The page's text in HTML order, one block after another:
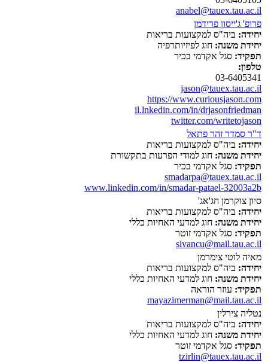
anabel@tauex.tau.ac.il
פרופ' ג'ייסון פרידמן
יחידה: ביה"ס למקצועות בריאות
יחידת משנה: חוג לפיזיותרפיה
תפקיד: סגל אקדמי בכיר
טלפון:
03-6405341
jason@tauex.tau.ac.il
https://www.curiousjason.com
il.lnkedin.com/in/drjasonfriedman
twitter.com/writetojason
ד"ר סמדר זהר פתאל
יחידה: ביה"ס למקצועות בריאות
יחידת משנה: חוג למודי הפרעות בתקשורת
תפקיד: סגל אקדמי בכיר
smadarpa@tauex.tau.ac.il
www.linkedin.com/in/smadar-patael-32003a2b
סיון צוקרמן חג'אג'
יחידה: ביה"ס למקצועות בריאות
יחידת משנה: חוג למדעי האחיות כללי
תפקיד: סגל אקדמי זוטר
sivancu@mail.tau.ac.il
מאיה לוטי צימרמן
יחידה: ביה"ס למקצועות בריאות
יחידת משנה: חוג למדעי האחיות כללי
תפקיד: עוזר הוראה
mayazimerman@mail.tau.ac.il
נטליה צירלין
יחידה: ביה"ס למקצועות בריאות
יחידת משנה: חוג למדעי האחיות כללי
תפקיד: סגל אקדמי זוטר
tzirlin@tauex.tau.ac.il